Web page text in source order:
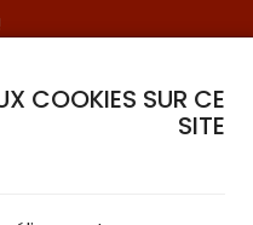
MON
COOKIES SUR CE
SITE